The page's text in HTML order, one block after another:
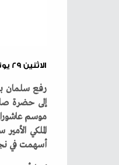
الاثنين ٢٩ يونيو ٢٠٢٦ - 02:00
‬أسهمت‭ ‬في‭ ‬نجاح‭ ‬الموسم‭.‬